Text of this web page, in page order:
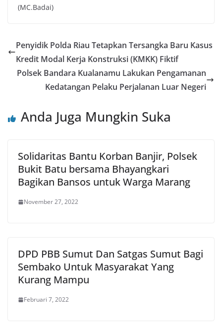
(MC.Badai)
Penyidik Polda Riau Tetapkan Tersangka Baru Kasus
Kredit Modal Kerja Konstruksi (KMKK) Fiktif
Polsek Bandara Kualanamu Lakukan Pengamanan
Kedatangan Pelaku Perjalanan Luar Negeri
Anda Juga Mungkin Suka
Solidaritas Bantu Korban Banjir, Polsek
Bukit Batu bersama Bhayangkari
Bagikan Bansos untuk Warga Marang
November 27, 2022
DPD PBB Sumut Dan Satgas Sumut Bagi
Sembako Untuk Masyarakat Yang
Kurang Mampu
Februari 7, 2022